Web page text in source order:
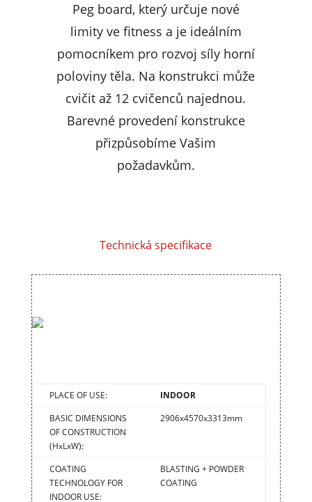
Peg board, který určuje nové
limity ve fitness a je ideálním
pomocníkem pro rozvoj síly horní
poloviny těla. Na konstrukci může
cvičit až 12 cvičenců najednou.
Barevné provedení konstrukce
přizpůsobíme Vašim
požadavkům.
Technická specifikace
PLACE OF USE:
INDOOR
BASIC DIMENSIONS
OF CONSTRUCTION
(HxLxW):
2906x4570x3313mm
COATING
TECHNOLOGY FOR
INDOOR USE:
BLASTING + POWDER
COATING